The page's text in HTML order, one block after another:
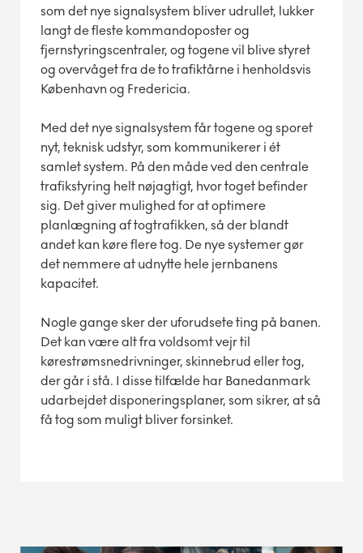
som det nye signalsystem bliver udrullet, lukker
langt de fleste kommandoposter og
fjernstyringscentraler, og togene vil blive styret
og overvåget fra de to trafiktårne i henholdsvis
København og Fredericia.
Med det nye signalsystem får togene og sporet
nyt, teknisk udstyr, som kommunikerer i ét
samlet system. På den måde ved den centrale
trafikstyring helt nøjagtigt, hvor toget befinder
sig. Det giver mulighed for at optimere
planlægning af togtrafikken, så der blandt
andet kan køre flere tog. De nye systemer gør
det nemmere at udnytte hele jernbanens
kapacitet.
Nogle gange sker der uforudsete ting på banen.
Det kan være alt fra voldsomt vejr til
kørestrømsnedrivninger, skinnebrud eller tog,
der går i stå. I disse tilfælde har Banedanmark
udarbejdet disponeringsplaner, som sikrer, at så
få tog som muligt bliver forsinket.